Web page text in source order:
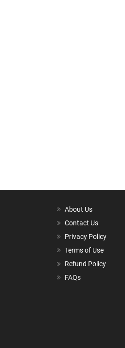
About Us
Contact Us
Privacy Policy
Terms of Use
Refund Policy
FAQs